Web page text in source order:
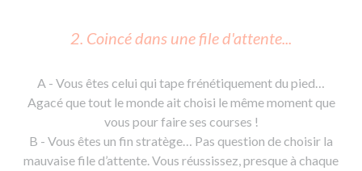
2. Coincé dans une file d'attente...
A - Vous êtes celui qui tape frénétiquement du pied…
Agacé que tout le monde ait choisi le même moment que
vous pour faire ses courses !
B - Vous êtes un fin stratège… Pas question de choisir la
mauvaise file d’attente. Vous réussissez, presque à chaque